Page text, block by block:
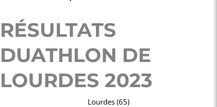
RÉSULTATS
DUATHLON DE
LOURDES 2023
Lourdes (65)